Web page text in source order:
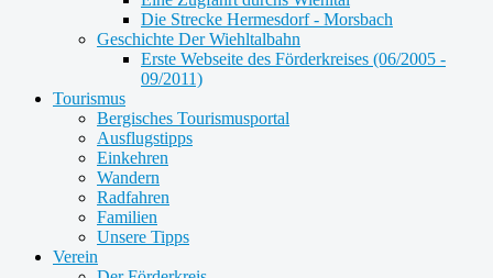
Die Strecke Hermesdorf - Morsbach
Geschichte Der Wiehltalbahn
Erste Webseite des Förderkreises (06/2005 -
09/2011)
Tourismus
Bergisches Tourismusportal
Ausflugstipps
Einkehren
Wandern
Radfahren
Familien
Unsere Tipps
Verein